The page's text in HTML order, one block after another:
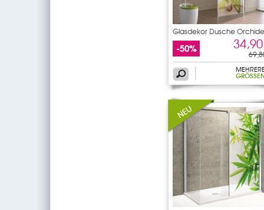
Glasdekor Dusche
-50%
GRÖSSEN